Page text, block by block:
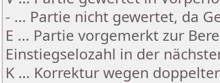
- ... Partie nicht gewertet, da
E ... Partie vorgemerkt zur
Einstiegselozahl in der
K ... Korrektur wegen